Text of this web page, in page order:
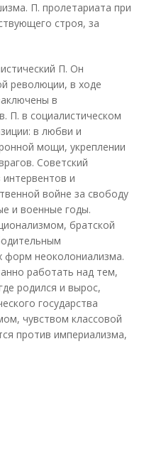
П. пролетариата при
строя, за
П. Он
революции, в ходе
в
П. в социалистическом
в любви и
мощи, укреплении
Советский
и
войне за свободу
и военные годы.
братской
форм неоколониализма.
работать над тем,
родился и вырос,
государства
чувством классовой
против империализма,